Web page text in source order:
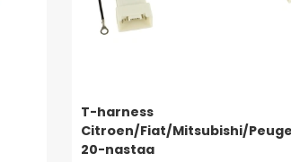
T-harness
Citroen/Fiat/Mitsubishi/
20-nastaa